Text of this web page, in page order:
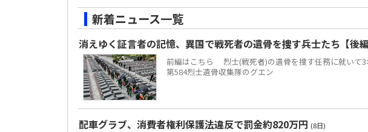
新着ニュース一覧
消えゆく証言者の記憶、異国で戦死者の遺骨を捜す兵士たち【後編
前編はこちら 烈士(戦死者)の遺骨を捜す任務に就いて
第584烈士遺骨収集隊のグエン
配車グラブ、消費者権利保護法違反で罰金約820万円 (8日)